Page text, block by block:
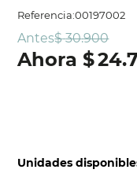
Referencia:00197002
Antes$ 30.900
$24.
Unidades